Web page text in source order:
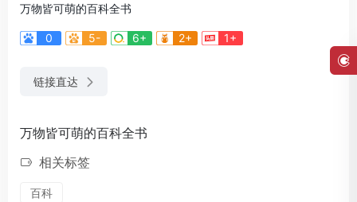
万物皆可萌的百科全书
0 5- 6+ 2+ 1+
链接直达
万物皆可萌的百科全书
相关标签
百科